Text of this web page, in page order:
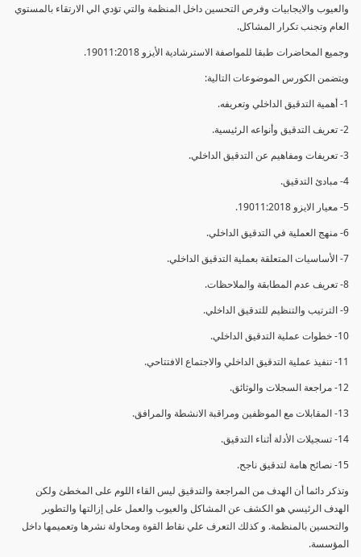
والعيوب والايجابيات وفرص التحسين داخل المنظمة والتي تؤدي الي الارتقاء بالمستوي
العام وتجنب تكرار المشاكل.
وجميع المحاضرات طبقا للمواصفة الاسترشادية الأيزو 19011:2018.
ويتضمن الكورس الموضوعات التالية:
1- أهمية التدقيق الداخلي وتعريفه.
2- تعريف التدقيق وأنواعه الرئيسية.
3- تعريفات ومفاهيم عن التدقيق الداخلي.
4- مبادئ التدقيق.
5- معيار الايزو 19011:2018.
6- منهج العملية في التدقيق الداخلي.
7- الأساسيات المتعلقة بعملية التدقيق الداخلي.
8- تعريف عدم المطابقة والملاحظات.
9- الترتيب والتنظيم للتدقيق الداخلي.
10- خطوات عملية التدقيق الداخلي.
11- تنفيذ عملية التدقيق الداخلي والاجتماع الافتتاحي.
12- مراجعة السجلات والوثائق.
13- المقابلات مع الموظفين ومراقبة الانشطة والمرافق.
14- تسجيلات الأدلة أثناء التدقيق.
15- نصائح هامة لتدقيق ناجح.
وتذكر دائما أن الهدف من المراجعة والتدقيق ليس القاء اللوم على المخطئ ولكن
الهدف الرئيسي هو الكشف عن المشاكل والعيوب والعمل على إزالتها والتطوير
والتحسين بالمنظمة. و كذلك التعرف علي نقاط القوة ومحاولة نشرها وتعميمها داخل
المؤسسة.